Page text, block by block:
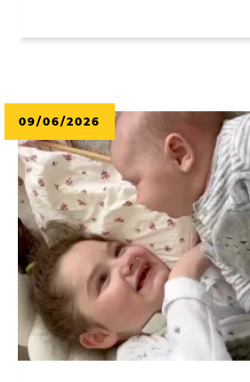
09/06/2026